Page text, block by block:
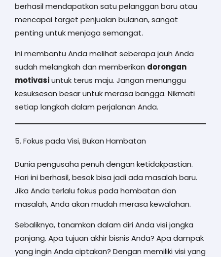
berhasil mendapatkan satu pelanggan baru atau
mencapai target penjualan bulanan, sangat
penting untuk menjaga semangat.
Ini membantu Anda melihat seberapa jauh Anda
sudah melangkah dan memberikan dorongan
motivasiuntuk terus maju. Jangan menunggu
kesuksesan besar untuk merasa bangga. Nikmati
setiap langkah dalam perjalanan Anda.
5. Fokus pada Visi, Bukan Hambatan
Dunia pengusaha penuh dengan ketidakpastian.
Hari ini berhasil, besok bisa jadi ada masalah baru.
Jika Anda terlalu fokus pada hambatan dan
masalah, Anda akan mudah merasa kewalahan.
Sebaliknya, tanamkan dalam diri Anda visi jangka
panjang. Apa tujuan akhir bisnis Anda? Apa dampak
yang ingin Anda ciptakan? Dengan memiliki visi yang